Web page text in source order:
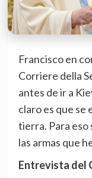
Francisco en
Corriere della
antes de ir a
claro es que se
tierra. Para eso
las armas que
Entrevista del